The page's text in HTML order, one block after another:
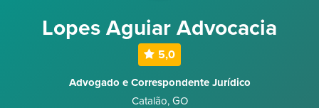
Lopes Aguiar Advocacia
5,0
Advogado e Correspondente Jurídico
Catalão, GO